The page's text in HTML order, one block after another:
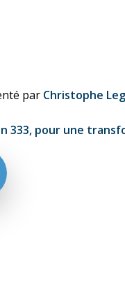
par Christophe
333, pour une